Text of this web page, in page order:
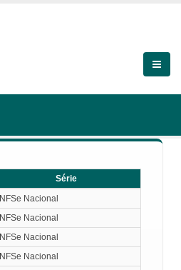
Série
Série
NFSe Nacional
NFSe Nacional
NFSe Nacional
NFSe Nacional